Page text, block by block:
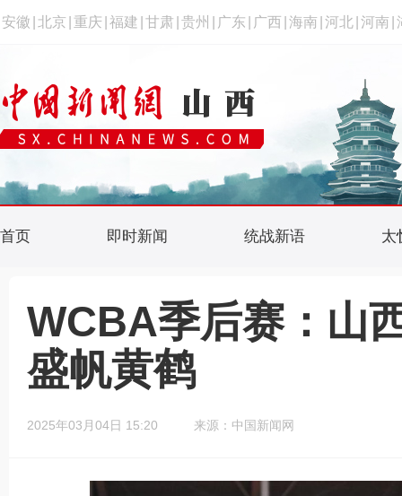
安徽 北京 重庆 福建 甘肃 贵州 广东 广西 海南 河北 河南
首页 即时新闻 统战新语 太
WCBA季后赛：山
盛帆黄鹤
2025年03月04日 15:20 来源：中国新闻网